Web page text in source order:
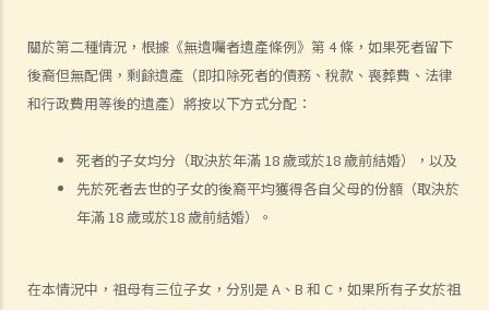
關於第二種情況，根據《無遺囑者遺產條例》第 4 條，如果死者留下
後裔但無配偶，剩餘遺產（即扣除死者的債務、稅款、喪葬費、法律
和行政費用等後的遺產）將按以下方式分配：
死者的子女均分（取決於年滿 18 歲或於18 歲前結婚），以及
先於死者去世的子女的後裔平均獲得各自父母的份額（取決於
年滿 18 歲或於18 歲前結婚）。
在本情況中，祖母有三位子女，分別是 A、B 和 C，如果所有子女於祖
取得授予遺囑認證（有遺囑）與取得授予遺產管理書（無遺囑）
1. 辦理死亡登記
1. 如何可以檢視死者的銀行保險箱？
2. 遺囑執行人 / 遺產管理人在甚麼情況下，才可提取死者於銀行保險箱
內的物品？
及擬備清單？